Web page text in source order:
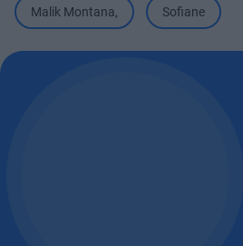
Malik Montana, Sofiane